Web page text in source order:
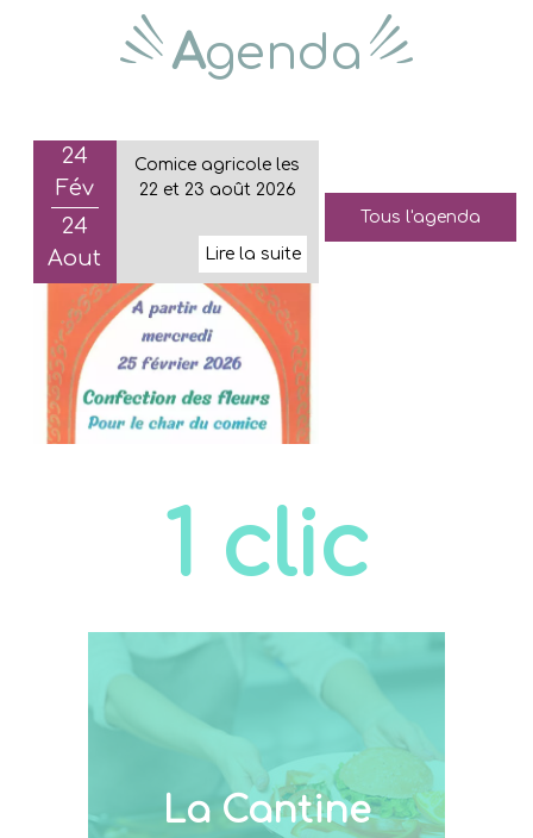
Agenda
24
Fév
24
Aout
Comice agricole les
22 et 23 août 2026
29
Juil
08
Aout
SORTIE NATURE -
Balade contée
autour de la Loire
Tous l'agenda
1 clic
La Cantine